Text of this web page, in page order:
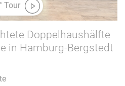
Tour
Doppelhaushälfte
in Hamburg-Bergstedt